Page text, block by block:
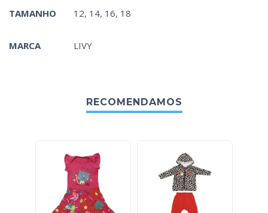
TAMANHO 12, 14, 16, 18
MARCA LIVY
RECOMENDAMOS